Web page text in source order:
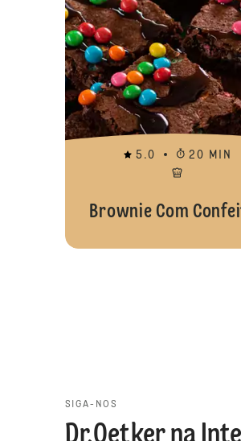
5.0 20 MIN
Brownie Com
SIGA-NOS